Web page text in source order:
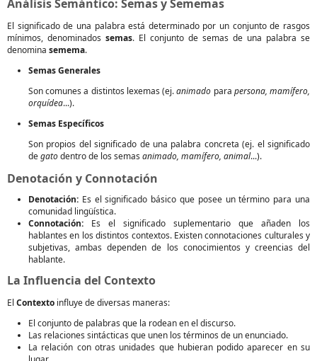
Análisis Semántico: Semas y Sememas
El significado de una palabra está determinado por un conjunto de rasgos
mínimos, denominados semas. El conjunto de semas de una palabra se
denomina semema.
Semas Generales
Son comunes a distintos lexemas (ej.animado para persona, mamífero,
orquídea...).
Semas Específicos
Son propios del significado de una palabra concreta (ej. el significado
degatodentro de los semas animado, mamífero, animal...).
Denotación y Connotación
Denotación: Es el significado básico que posee un término para una
comunidad lingüística.
Connotación: Es el significado suplementario que añaden los
hablantes en los distintos contextos. Existen connotaciones culturales y
subjetivas, ambas dependen de los conocimientos y creencias del
hablante.
La Influencia del Contexto
El Contexto influye de diversas maneras:
El conjunto de palabras que la rodean en el discurso.
Las relaciones sintácticas que unen los términos de un enunciado.
La relación con otras unidades que hubieran podido aparecer en su